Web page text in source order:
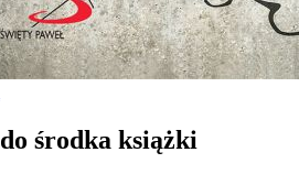
do środka książki